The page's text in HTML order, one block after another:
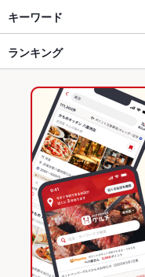
郡山 × 中華
郡山 × 中華全般
郡山駅 × 中華
郡山駅 × 中華全般
郡山駅前・駅周辺 × 中華
郡山駅前・駅周辺 × 中華全般
福島 × 中華
福島 × 中華全般
郡山駅
キーワード
からあげ
デザート みそラー
肉ラーメン 野菜そば
ランキング
福島のグルメランキング
福島の中華ランキング
福島の中華全般ランキング
郡山のグルメランキング
郡山の中華ランキング
郡山の中華全般ランキング